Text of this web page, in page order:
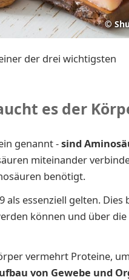
©
der drei wichtigsten
es der
genannt -sind
miteinander
benötigt.
als essenziell gelten. Dies
können und über
vermehrt Proteine,
von Gewebe und